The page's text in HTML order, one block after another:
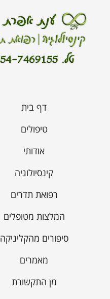
דף בית
טיפולים
אודותי
קינסיולוגיה
רפואת תדרים
המלצות מטופלים
סיפורים מהקליניקה
מאמרים
מן התקשורת